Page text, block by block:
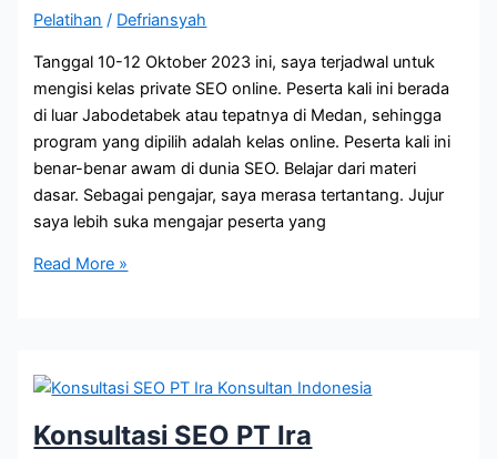
Pelatihan / Defriansyah
Tanggal 10-12 Oktober 2023 ini, saya terjadwal untuk
mengisi kelas private SEO online. Peserta kali ini berada
di luar Jabodetabek atau tepatnya di Medan, sehingga
program yang dipilih adalah kelas online. Peserta kali ini
benar-benar awam di dunia SEO. Belajar dari materi
dasar. Sebagai pengajar, saya merasa tertantang. Jujur
saya lebih suka mengajar peserta yang
Private
Read More »
Konsultasi SEO PT Ira